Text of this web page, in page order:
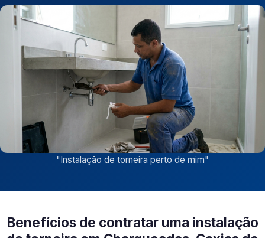
"Instalação de torneira perto de mim"
Benefícios de contratar uma instalação